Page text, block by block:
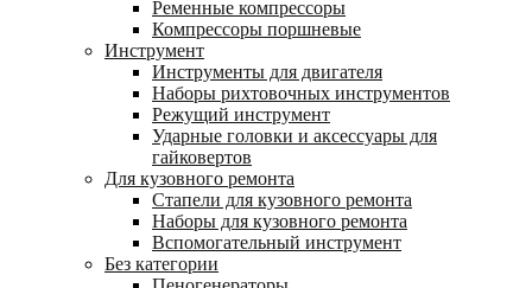
Ременные компрессоры
Компрессоры поршневые
Инструмент
Инструменты для двигателя
Наборы рихтовочных инструментов
Режущий инструмент
Ударные головки и аксессуары для
гайковертов
Для кузовного ремонта
Стапели для кузовного ремонта
Наборы для кузовного ремонта
Вспомогательный инструмент
Без категории